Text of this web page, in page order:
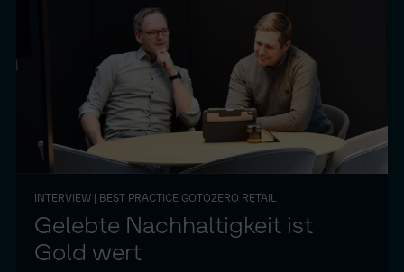
INTERVIEW | BEST PRACTICE GOTOZERO RETAIL
Gelebte Nachhaltigkeit ist
Gold wert